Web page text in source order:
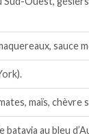
sauce
maïs, chèvre
batavia au bleu